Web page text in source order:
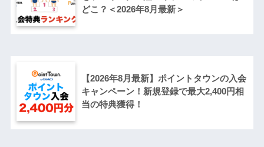
どこ？＜2026年8月最新＞
【2026年8月最新】ポイントタウンの入会
キャンペーン！新規登録で最大2,400円相
当の特典獲得！